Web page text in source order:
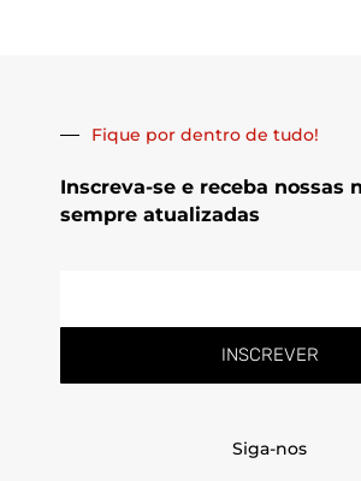
Fique por dentro de tudo!
Inscreva-se e receba nossas
sempre atualizadas
INSCREVER
Siga-nos